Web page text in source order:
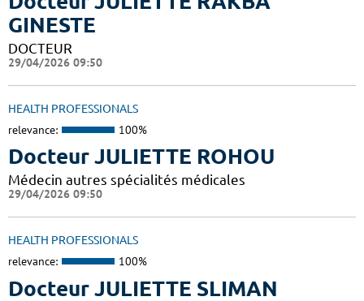
GINESTE
DOCTEUR
29/04/2026 09:50
HEALTH PROFESSIONALS
relevance: 100%
Docteur JULIETTE ROHOU
Médecin autres spécialités médicales
29/04/2026 09:50
HEALTH PROFESSIONALS
relevance: 100%
Docteur JULIETTE SLIMAN